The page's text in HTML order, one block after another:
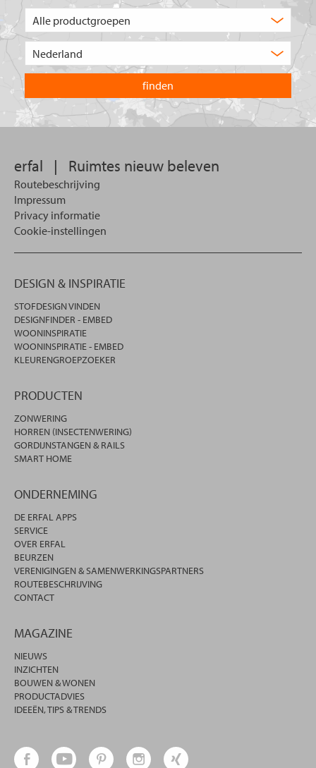
product
u?
land
waarin
u
wilt
zoeken.
erfal | Ruimtes nieuw beleven
Routebeschrijving
Impressum
Privacy informatie
Cookie-instellingen
DESIGN & INSPIRATIE
STOFDESIGN VINDEN
DESIGNFINDER - EMBED
WOONINSPIRATIE
WOONINSPIRATIE - EMBED
KLEURENGROEPZOEKER
PRODUCTEN
ZONWERING
HORREN (INSECTENWERING)
GORDIJNSTANGEN & RAILS
SMART HOME
ONDERNEMING
DE ERFAL APPS
SERVICE
OVER ERFAL
BEURZEN
VERENIGINGEN & SAMENWERKINGSPARTNERS
ROUTEBESCHRIJVING
CONTACT
MAGAZINE
NIEUWS
INZICHTEN
BOUWEN & WONEN
PRODUCTADVIES
IDEEËN, TIPS & TRENDS